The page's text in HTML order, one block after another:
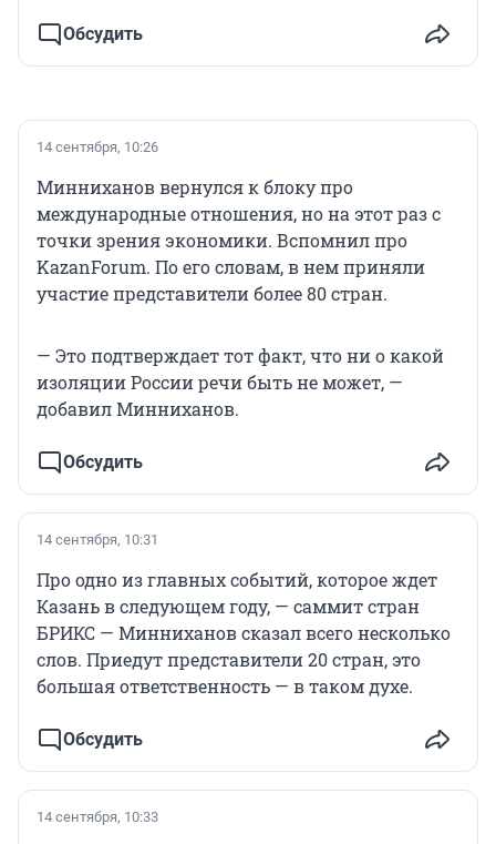
Обсудить
14 сентября, 10:26
Минниханов вернулся к блоку про
международные отношения, но на этот раз с
точки зрения экономики. Вспомнил про
KazanForum. По его словам, в нем приняли
участие представители более 80 стран.
— Это подтверждает тот факт, что ни о какой
изоляции России речи быть не может, —
добавил Минниханов.
Обсудить
14 сентября, 10:31
Про одно из главных событий, которое ждет
Казань в следующем году, — саммит стран
БРИКС — Минниханов сказал всего несколько
слов. Приедут представители 20 стран, это
большая ответственность — в таком духе.
Обсудить
14 сентября, 10:33